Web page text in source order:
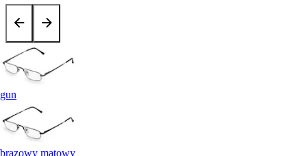
gun
brązowy matowy